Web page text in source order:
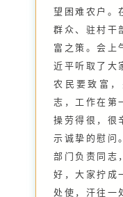
望困难农户。
群众、驻村干
富之策。会上
近平听取了大
农民要致富
志，工作在第
操劳得很，很
示诚挚的慰问
部门负责同志
好，大家拧成
处使，汗往一